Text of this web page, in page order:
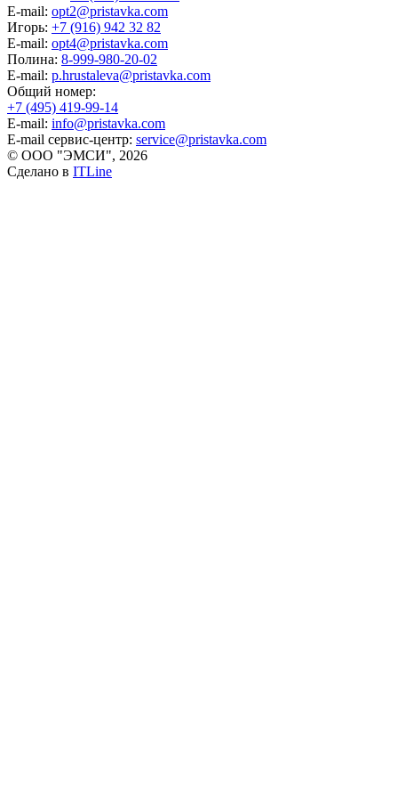
E-mail: opt2@pristavka.com
Игорь: +7 (916) 942 32 82
E-mail: opt4@pristavka.com
Полина: 8-999-980-20-02
E-mail: p.hrustaleva@pristavka.com
Общий номер:
+7 (495) 419-99-14
E-mail: info@pristavka.com
E-mail сервис-центр: service@pristavka.com
© ООО "ЭМСИ", 2026
Сделано в ITLine